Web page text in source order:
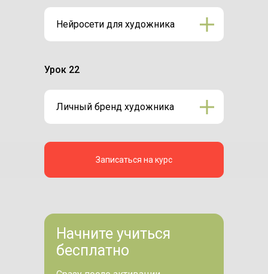
Нейросети для художника
Урок 22
Личный бренд художника
Записаться на курс
Начните учиться
бесплатно